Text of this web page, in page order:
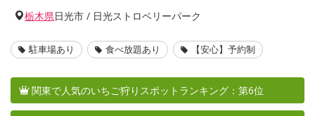
栃木県日光市 / 日光ストロベリーパーク
駐車場あり 食べ放題あり 【安心】予約制
関東で人気のいちご狩りスポットランキング：第6位